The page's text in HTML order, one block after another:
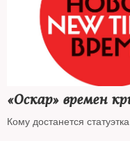
«Оскар» времен
Кому достанется